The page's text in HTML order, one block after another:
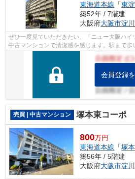
東海道本線 「東淀
築52年 / 7階建
大阪府大阪市淀
ぜひ一度見ていただきたい、「ニュー大阪ハ
中古マンションで清潔感を感じます。駅まで
分圏内の物件です。エレベーター付きの...
会員登録
売買 | 中古マンション 塚本東コーポ
800万円
東海道本線 「塚本
築56年 / 5階建
大阪府大阪市淀